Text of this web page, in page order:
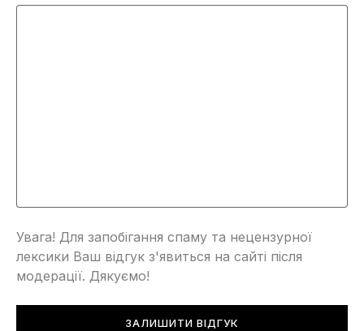
Увага! Для запобігання спаму та нецензурної
лексики Ваш відгук з'явиться на сайті після
модерації. Дякуємо!
ЗАЛИШИТИ ВІДГУК